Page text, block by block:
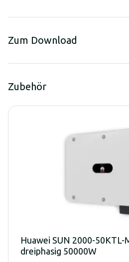
Zum Download
Zubehör
Huawei SUN 2000-50KTL-
dreiphasig 50000W